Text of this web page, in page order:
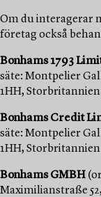
Om du interagerar
företag också
Bonhams 1793
säte: Montpelier
1HH,
Bonhams Credit
säte: Montpelier
1HH,
Bonhams GMBH
Maximilianstraße